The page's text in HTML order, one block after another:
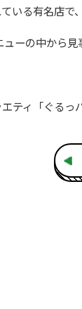
いる有名店で
ーの中から
ィ「ぐるっ